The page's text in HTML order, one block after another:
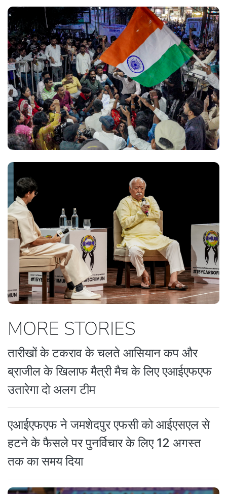
MORE STORIES
तारीखों के टकराव के चलते आसियान कप और
ब्राजील के खिलाफ मैत्री मैच के लिए एआईएफएफ
उतारेगा दो अलग टीम
एआईएफएफ ने जमशेदपुर एफसी को आईएसएल से
हटने के फैसले पर पुनर्विचार के लिए 12 अगस्त
तक का समय दिया